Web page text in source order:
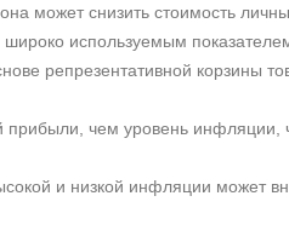
может снизить стоимость
используемым
репрезентативной корзины
прибыли, чем уровень инфляции,
и низкой инфляции может